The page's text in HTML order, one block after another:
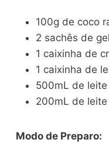
100g de coco
2 sachês de
1 caixinha de
1 caixinha de
500mL de
200mL de
Modo de Preparo: